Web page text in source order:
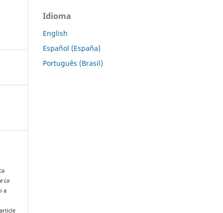
La
a
Idioma
English
Español (España)
Português (Brasil)